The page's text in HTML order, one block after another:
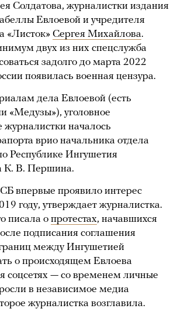
Солдатова, журналистки издания
Евлоевой и учредителя
«Листок» Сергея Михайлова.
двух из них спецслужба
задолго до марта 2022
появилась военная цензура.
дела Евлоевой (есть
«Медузы»), уголовное
журналистки началось
врио начальника отдела
Республике Ингушетия
К. В. Першина.
впервые проявило интерес
году, утверждает журналистка.
писала о протестах, начавшихся
подписания соглашения
между Ингушетией
о происходящем Евлоева
соцсетях — со временем личные
в независимое медиа
журналистка возглавила.